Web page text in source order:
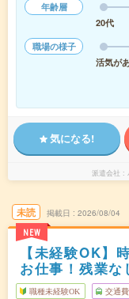
年齢層
20代
職場の様子
活気が
気になる!
派遣会社
未読
NEW
掲載日 2026/08/04
【未経験OK】
お仕事！残業な
職種未経験OK 交通